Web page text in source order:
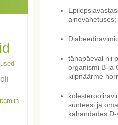
ainevahetuses;
tänapäeval nii
organismi B-ja
kilpnäärme
sünteesi ja
kahandades